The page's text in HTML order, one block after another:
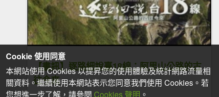
【書訊】逐路細說臺18線：阿里山公路的古
往今來
Cookie 使用同意
本網站使用 Cookies 以提昇您的使用體驗及統計網路流量相
關資料。繼續使用本網站表示您同意我們使用 Cookies。若
您想進一步了解，請參閱 Cookies 聲明 。